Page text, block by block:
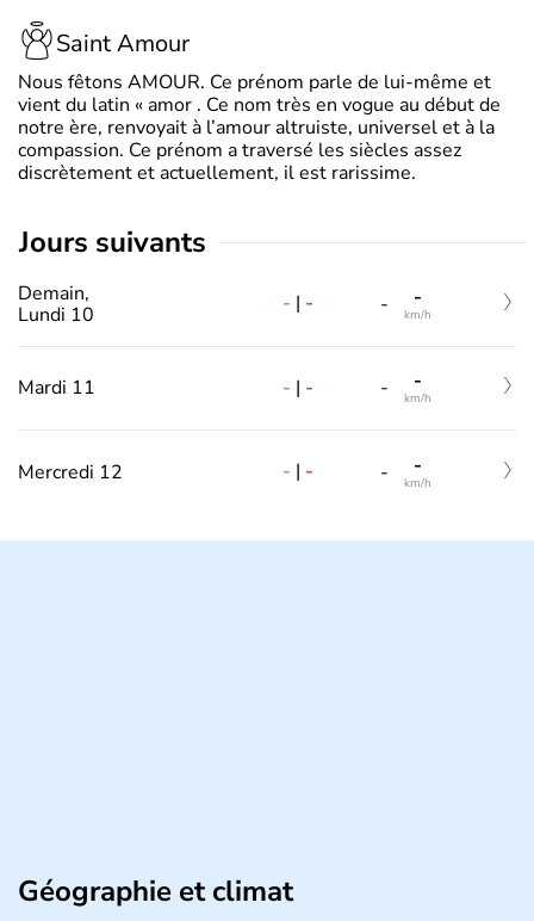
Saint Amour
Nous fêtons AMOUR. Ce prénom parle de lui-même et
vient du latin « amor . Ce nom très en vogue au début de
notre ère, renvoyait à l’amour altruiste, universel et à la
compassion. Ce prénom a traversé les siècles assez
discrètement et actuellement, il est rarissime.
jours suivants
Demain,
Lundi 10
- | - - -
km/h
Mardi 11 - | - - -
km/h
Mercredi 12 - | - - -
km/h
Géographie et climat